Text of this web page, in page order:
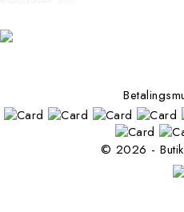
© 2026 - Butik